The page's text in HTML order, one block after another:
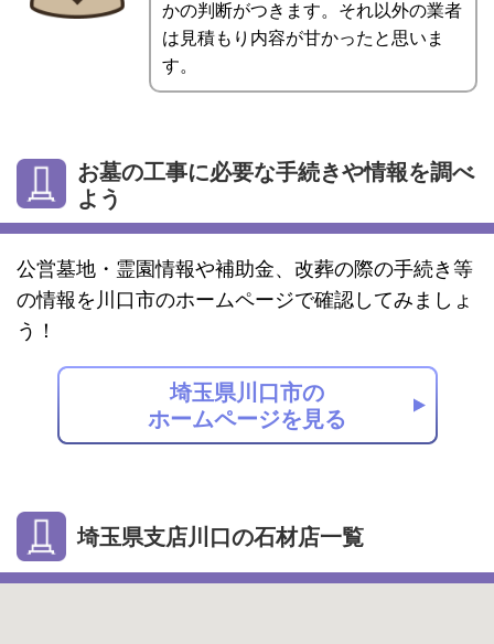
かの判断がつきます。それ以外の業者
は見積もり内容が甘かったと思いま
す。
お墓の工事に必要な手続きや情報を調べ
よう
公営墓地・霊園情報や補助金、改葬の際の手続き等
の情報を川口市のホームページで確認してみましょ
う！
埼玉県川口市の
ホームページを見る
埼玉県支店川口の石材店一覧